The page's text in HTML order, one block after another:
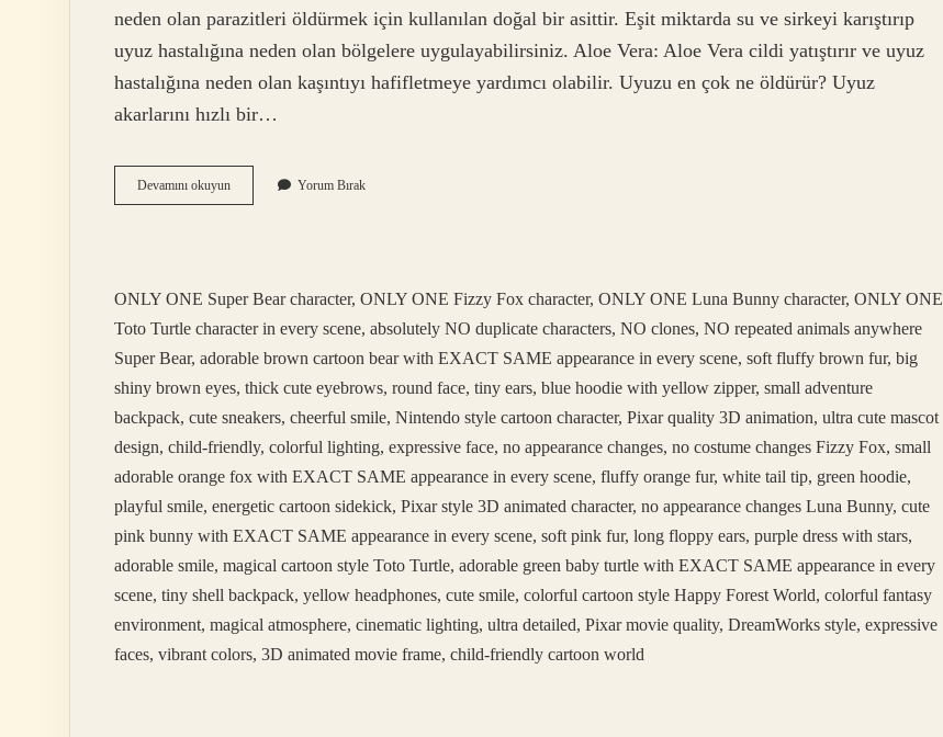
neden olan parazitleri öldürmek için kullanılan doğal bir asittir. Eşit miktarda su ve sirkeyi karıştırıp
uyuz hastalığına neden olan bölgelere uygulayabilirsiniz. Aloe Vera: Aloe Vera cildi yatıştırır ve uyuz
hastalığına neden olan kaşıntıyı hafifletmeye yardımcı olabilir. Uyuzu en çok ne öldürür? Uyuz
akarlarını hızlı bir…
Devamını okuyunSirke
Uyuzu
Yorum Bırak
ONLY ONE Super Bear character, ONLY ONE Fizzy Fox character, ONLY ONE Luna Bunny character, ONLY ONE
Toto Turtle character in every scene, absolutely NO duplicate characters, NO clones, NO repeated animals anywhere
Super Bear, adorable brown cartoon bear with EXACT SAME appearance in every scene, soft fluffy brown fur, big
shiny brown eyes, thick cute eyebrows, round face, tiny ears, blue hoodie with yellow zipper, small adventure
backpack, cute sneakers, cheerful smile, Nintendo style cartoon character, Pixar quality 3D animation, ultra cute mascot
design, child-friendly, colorful lighting, expressive face, no appearance changes, no costume changes Fizzy Fox, small
adorable orange fox with EXACT SAME appearance in every scene, fluffy orange fur, white tail tip, green hoodie,
playful smile, energetic cartoon sidekick, Pixar style 3D animated character, no appearance changes Luna Bunny, cute
pink bunny with EXACT SAME appearance in every scene, soft pink fur, long floppy ears, purple dress with stars,
adorable smile, magical cartoon style Toto Turtle, adorable green baby turtle with EXACT SAME appearance in every
scene, tiny shell backpack, yellow headphones, cute smile, colorful cartoon style Happy Forest World, colorful fantasy
environment, magical atmosphere, cinematic lighting, ultra detailed, Pixar movie quality, DreamWorks style, expressive
faces, vibrant colors, 3D animated movie frame, child-friendly cartoon world